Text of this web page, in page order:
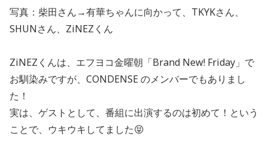
写真：柴田さん→有華ちゃんに向かって、TKYKさん、
SHUNさん、ZiNEZくん
ZiNEZくんは、エフヨコ金曜朝「Brand New! Friday」で
お馴染みですが、CONDENSE のメンバーでもありまし
た！
実は、ゲストとして、番組に出演するのは初めて！という
ことで、ウキウキしてました😝